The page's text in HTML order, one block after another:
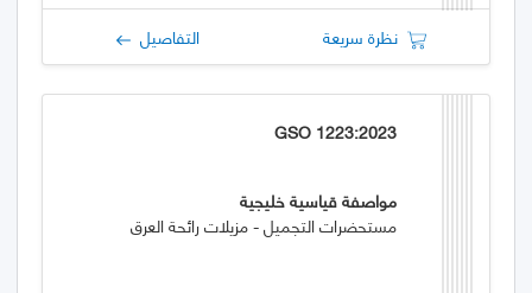
نظرة سريعة التفاصيل
GSO 1223:2023
مواصفة قياسية خليجية
مستحضرات التجميل - مزيلات رائحة العرق